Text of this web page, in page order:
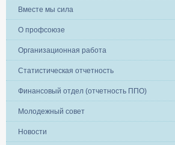
Вместе мы сила
О профсоюзе
Организационная работа
Статистическая отчетность
Финансовый отдел (отчетность ППО)
Молодежный совет
Новости